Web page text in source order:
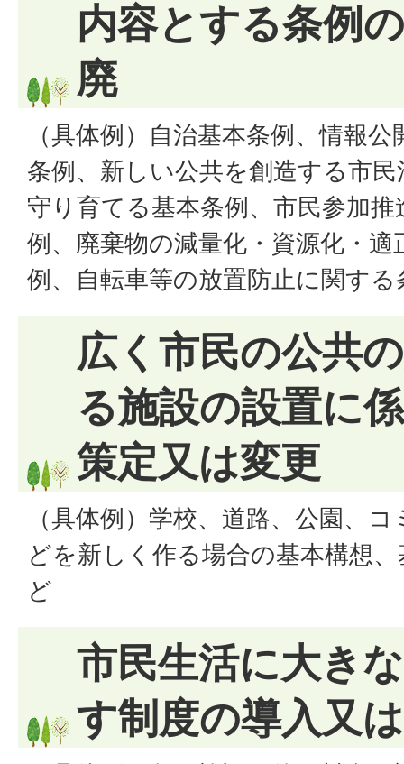
内容とする条例
廃
（具体例）自治基本条例、情報
条例、新しい公共を創造する市
守り育てる基本条例、市民参加
例、廃棄物の減量化・資源化・
例、自転車等の放置防止に関する
広く市民の公共
る施設の設置に
策定又は変更
（具体例）学校、道路、公園、
どを新しく作る場合の基本構想
ど
市民生活に大き
す制度の導入又